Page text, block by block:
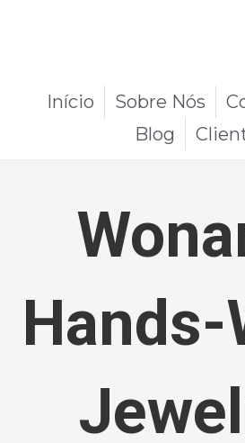
Início Sobre Nós
Blog